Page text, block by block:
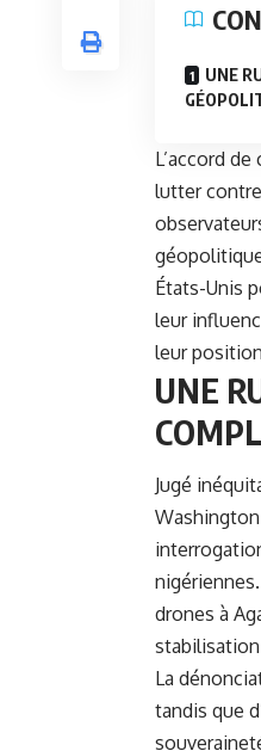
UNE
L’accord
lutter
États-Unis
leur
leur
UNE
Jugé
drones à
La
tandis que